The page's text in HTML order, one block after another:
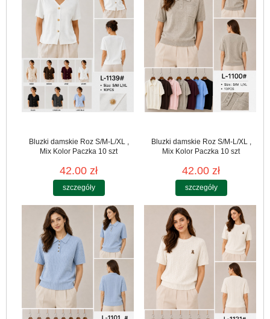
Bluzki damskie Roz S/M-L/XL ,
Mix Kolor Paczka 10 szt
42.00 zł
szczegóły
Bluzki damskie Roz S/M-L/XL ,
Mix Kolor Paczka 10 szt
42.00 zł
szczegóły